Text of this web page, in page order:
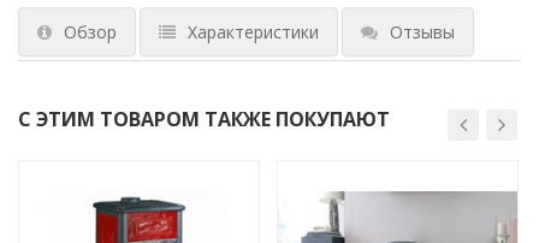
Обзор Характеристики Отзывы
С ЭТИМ ТОВАРОМ ТАКЖЕ ПОКУПАЮТ